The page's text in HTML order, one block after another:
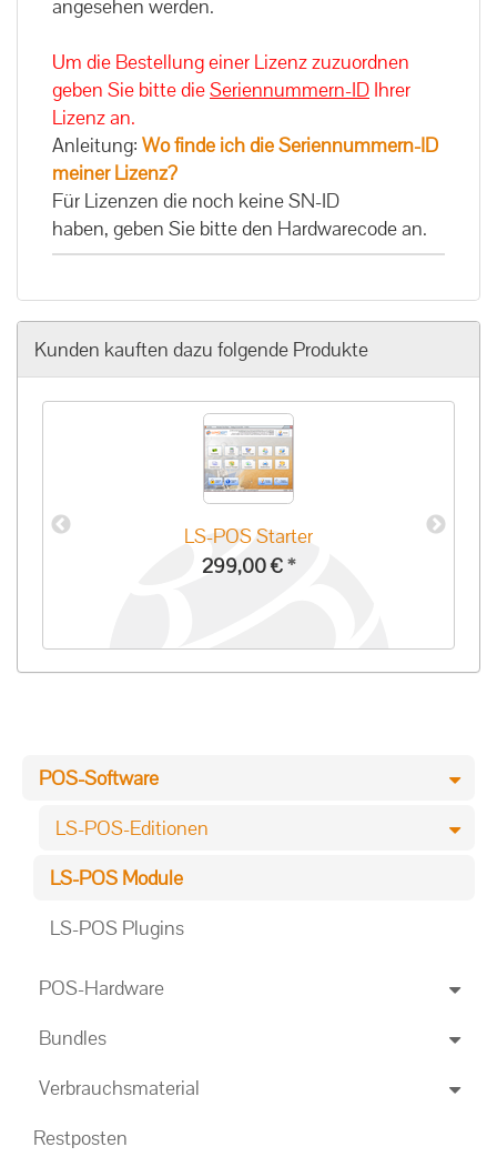
angesehen werden.
Um die Bestellung einer Lizenz zuzuordnen
geben Sie bitte dieSeriennummern-ID Ihrer
Lizenz an.
Anleitung: Wo finde ich die Seriennummern-ID
meiner Lizenz?
Für Lizenzen die noch keine SN-ID
haben, geben Sie bitte den Hardwarecode an.
Kunden kauften dazu folgende Produkte
LS-POS Starter
299,00 €*
POS-Software
LS-POS-Editionen
LS-POS Module
LS-POS Plugins
POS-Hardware
Bundles
Verbrauchsmaterial
Restposten